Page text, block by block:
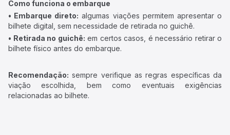
Como funciona o embarque
• Embarque direto: algumas viações permitem apresentar o
bilhete digital, sem necessidade de retirada no guichê.
• Retirada no guichê: em certos casos, é necessário retirar o
bilhete físico antes do embarque.
Recomendação: sempre verifique as regras específicas da
viação escolhida, bem como eventuais exigências
relacionadas ao bilhete.